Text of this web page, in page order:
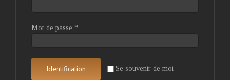
Mot de passe *
Se souvenir de moi
Identification